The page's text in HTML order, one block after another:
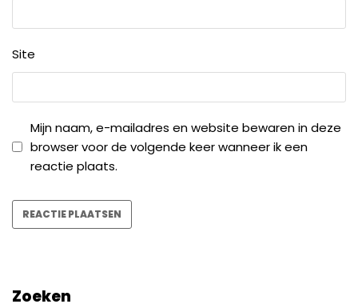
Site
Mijn naam, e-mailadres en website bewaren in deze
browser voor de volgende keer wanneer ik een
reactie plaats.
Zoeken